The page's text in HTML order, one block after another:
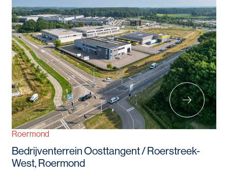
Roermond
Bedrijventerrein Oosttangent / Roerstreek-
West, Roermond